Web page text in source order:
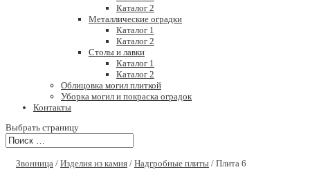
Каталог 2
Металлические оградки
Каталог 1
Каталог 2
Столы и лавки
Каталог 1
Каталог 2
Облицовка могил плиткой
Уборка могил и покраска оградок
Контакты
Выбрать страницу
Звонница / Изделия из камня / Надгробные плиты / Плита 6